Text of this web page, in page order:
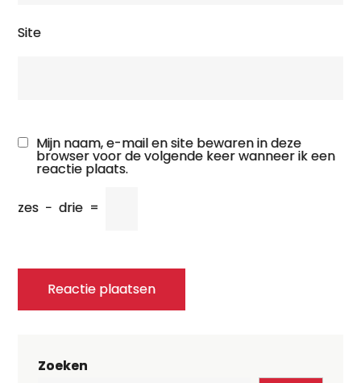
Site
Mijn naam, e-mail en site bewaren in deze
browser voor de volgende keer wanneer ik een
reactie plaats.
zes − drie =
Zoeken